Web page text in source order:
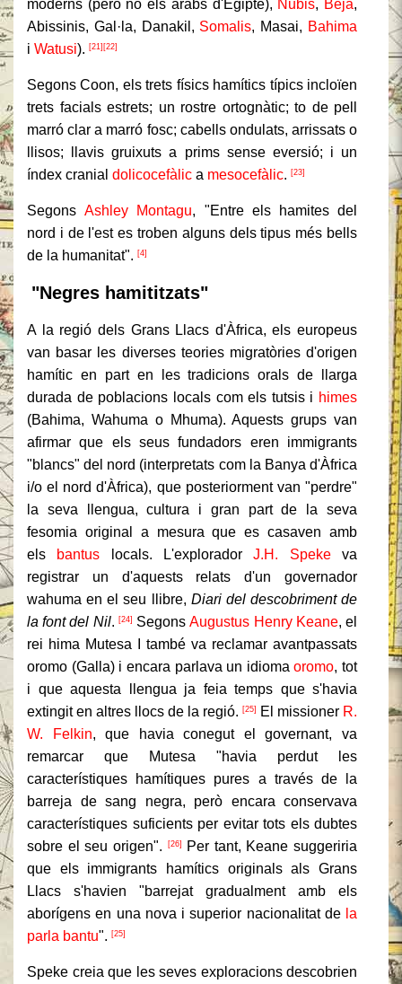
moderns (però no els àrabs d'Egipte), Nubis, Beja,
Abissinis, Gal·la, Danakil, Somalis, Masai, Bahima
i Watusi). [21] [22]
Segons Coon, els trets físics hamítics típics incloïen
trets facials estrets; un rostre ortognàtic; to de pell
marró clar a marró fosc; cabells ondulats, arrissats o
llisos; llavis gruixuts a prims sense eversió; i un
índex cranial dolicocefàlic a mesocefàlic. [23]
SegonsAshley Montagu, "Entre els hamites del
nord i de l'est es troben alguns dels tipus més bells
de la humanitat". [4]
"Negres hamititzats"
A la regió dels Grans Llacs d'Àfrica, els europeus
van basar les diverses teories migratòries d'origen
hamític en part en les tradicions orals de llarga
durada de poblacions locals com els tutsis i himes
(Bahima, Wahuma o Mhuma). Aquests grups van
afirmar que els seus fundadors eren immigrants
"blancs" del nord (interpretats com la Banya d'Àfrica
i/o el nord d'Àfrica), que posteriorment van "perdre"
la seva llengua, cultura i gran part de la seva
fesomia original a mesura que es casaven amb
els bantus locals. L'exploradorJ.H. Spekeva
registrar un d'aquests relats d'un governador
wahuma en el seu llibre, Diari del descobriment de
la font del Nil. [24] SegonsAugustus Henry Keane, el
rei hima Mutesa I també va reclamar avantpassats
oromo (Galla) i encara parlava un idiomaoromo, tot
i que aquesta llengua ja feia temps que s'havia
extingit en altres llocs de la regió. [25] El missioner R.
W. Felkin, que havia conegut el governant, va
remarcar que Mutesa "havia perdut les
característiques hamítiques pures a través de la
barreja de sang negra, però encara conservava
característiques suficients per evitar tots els dubtes
sobre el seu origen".
[26]
Per tant, Keane suggeriria
que els immigrants hamítics originals als Grans
Llacs s'havien "barrejat gradualment amb els
aborígens en una nova i superior nacionalitat de la
parla bantu". [25]
Speke creia que les seves exploracions descobrien